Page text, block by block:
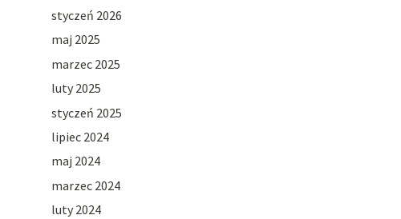
styczeń 2026
maj 2025
marzec 2025
luty 2025
styczeń 2025
lipiec 2024
maj 2024
marzec 2024
luty 2024